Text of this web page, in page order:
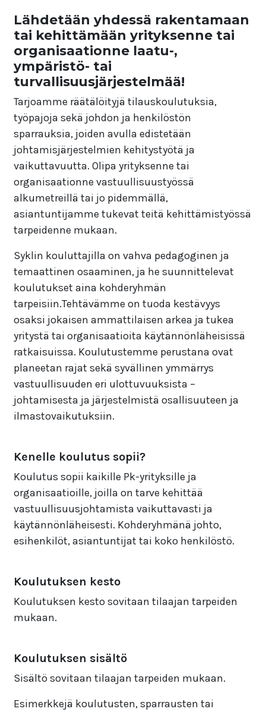
Lähdetään yhdessä rakentamaan
tai kehittämään yrityksenne tai
organisaationne laatu-,
ympäristö- tai
turvallisuusjärjestelmää!
Tarjoamme räätälöityjä tilauskoulutuksia,
työpajoja sekä johdon ja henkilöstön
sparrauksia, joiden avulla edistetään
johtamisjärjestelmien kehitystyötä ja
vaikuttavuutta. Olipa yrityksenne tai
organisaationne vastuullisuustyössä
alkumetreillä tai jo pidemmällä,
asiantuntijamme tukevat teitä kehittämistyössä
tarpeidenne mukaan.
Syklin kouluttajilla on vahva pedagoginen ja
temaattinen osaaminen, ja he suunnittelevat
koulutukset aina kohderyhmän
tarpeisiin.Tehtävämme on tuoda kestävyys
osaksi jokaisen ammattilaisen arkea ja tukea
yritystä tai organisaatioita käytännönläheisissä
ratkaisuissa. Koulutustemme perustana ovat
planeetan rajat sekä syvällinen ymmärrys
vastuullisuuden eri ulottuvuuksista –
johtamisesta ja järjestelmistä osallisuuteen ja
ilmastovaikutuksiin.
Kenelle koulutus sopii?
Koulutus sopii kaikille Pk-yrityksille ja
organisaatioille, joilla on tarve kehittää
vastuullisuusjohtamista vaikuttavasti ja
käytännönläheisesti. Kohderyhmänä johto,
esihenkilöt, asiantuntijat tai koko henkilöstö.
Koulutuksen kesto
Koulutuksen kesto sovitaan tilaajan tarpeiden
mukaan.
Koulutuksen sisältö
Sisältö sovitaan tilaajan tarpeiden mukaan.
Esimerkkejä koulutusten, sparrausten tai